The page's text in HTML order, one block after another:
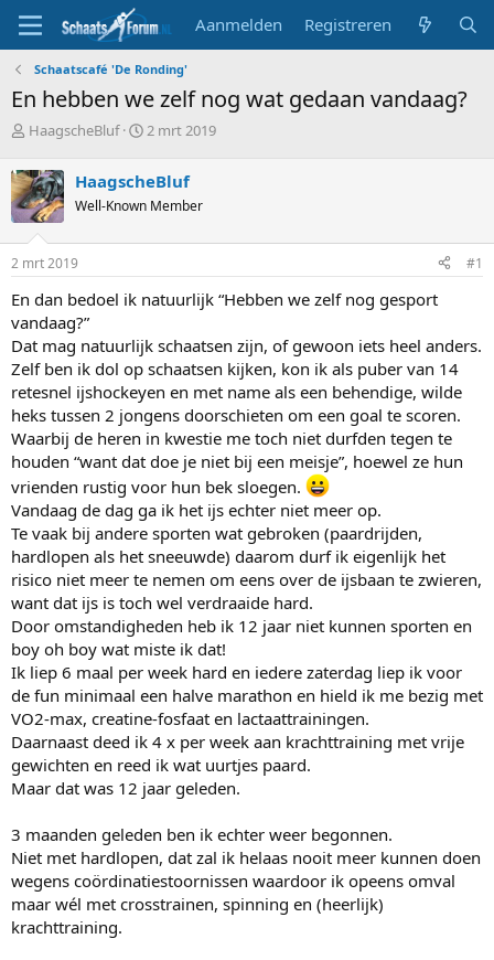
Aanmelden Registreren
Schaatscafé 'De Ronding'
En hebben we zelf nog wat gedaan vandaag?
T
p
i
c
s
t
a
t
e
r
HaagscheBluf
S
r
t
a
m
2 mrt 2019
HaagscheBluf
Well-Known Member
2 mrt 2019 #1
En dan bedoel ik natuurlijk “Hebben we zelf nog gesport
vandaag?”
Dat mag natuurlijk schaatsen zijn, of gewoon iets heel anders.
Zelf ben ik dol op schaatsen kijken, kon ik als puber van 14
retesnel ijshockeyen en met name als een behendige, wilde
heks tussen 2 jongens doorschieten om een goal te scoren.
Waarbij de heren in kwestie me toch niet durfden tegen te
houden “want dat doe je niet bij een meisje”, hoewel ze hun
vrienden rustig voor hun bek sloegen.
Vandaag de dag ga ik het ijs echter niet meer op.
Te vaak bij andere sporten wat gebroken (paardrijden,
hardlopen als het sneeuwde) daarom durf ik eigenlijk het
risico niet meer te nemen om eens over de ijsbaan te zwieren,
want dat ijs is toch wel verdraaide hard.
Door omstandigheden heb ik 12 jaar niet kunnen sporten en
boy oh boy wat miste ik dat!
Ik liep 6 maal per week hard en iedere zaterdag liep ik voor
de fun minimaal een halve marathon en hield ik me bezig met
VO2-max, creatine-fosfaat en lactaattrainingen.
Daarnaast deed ik 4 x per week aan krachttraining met vrije
gewichten en reed ik wat uurtjes paard.
Maar dat was 12 jaar geleden.
3 maanden geleden ben ik echter weer begonnen.
Niet met hardlopen, dat zal ik helaas nooit meer kunnen doen
wegens coördinatiestoornissen waardoor ik opeens omval
maar wél met crosstrainen, spinning en (heerlijk)
krachttraining.